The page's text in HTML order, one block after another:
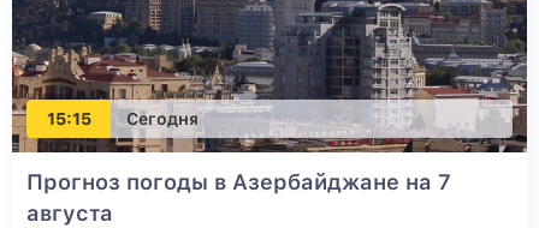
15:15 Сегодня
Прогноз погоды в Азербайджане на 7
августа